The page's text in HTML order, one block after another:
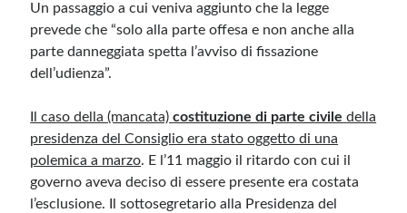
Meta
Accedi
Feed dei contenuti
WordPress.org
Un passaggio a cui veniva aggiunto che la legge
prevede che “solo alla parte offesa e non anche alla
parte danneggiata spetta l’avviso di fissazione
dell’udienza”.
Il caso della (mancata) costituzione di parte civile della
presidenza del Consiglio era stato oggetto di una
polemica a marzo. E l’11 maggio il ritardo con cui il
governo aveva deciso di essere presente era costata
l’esclusione. Il sottosegretario alla Presidenza del